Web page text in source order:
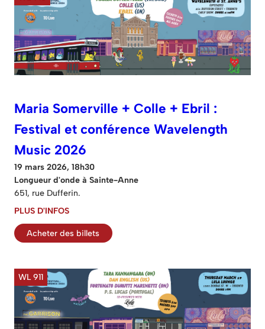
Maria Somerville + Colle + Ebril :
Festival et conférence Wavelength
Music 2026
19 mars 2026, 18h30
Longueur d'onde à Sainte-Anne
651, rue Dufferin.
PLUS D'INFOS
Acheter des billets
WL 911